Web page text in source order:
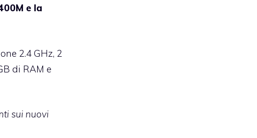
e la
2.4 GHz, 2
di RAM e
sui nuovi